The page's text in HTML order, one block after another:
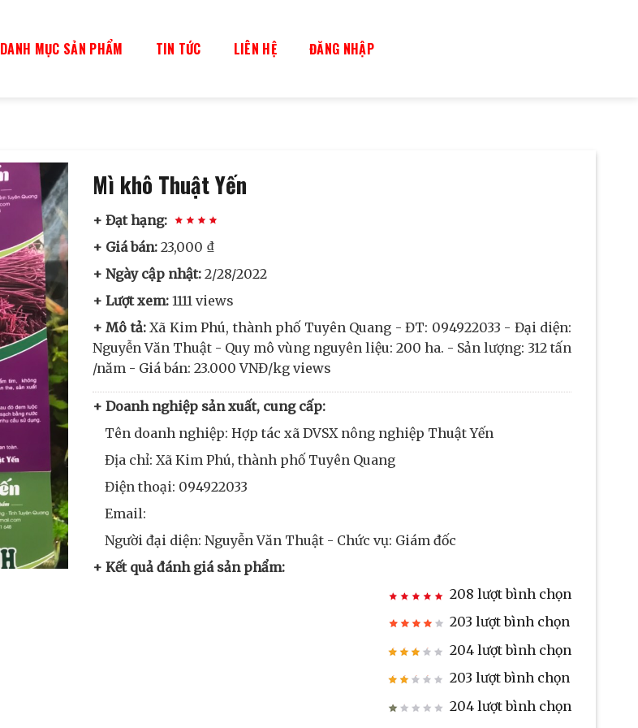
DANH MỤC SẢN PHẨM TIN TỨC LIÊN HỆ ĐĂNG NHẬP
Mì khô Thuật Yến
+ Đạt hạng:
+ Giá bán: 23,000 ₫
+ Ngày cập nhật: 2/28/2022
+ Lượt xem: 1111 views
+ Mô tả:Xã Kim Phú, thành phố Tuyên Quang - ĐT: 094922033 - Đại diện:
Nguyễn Văn Thuật - Quy mô vùng nguyên liệu: 200 ha. - Sản lượng: 312 tấn
/năm - Giá bán: 23.000 VNĐ/kg views
+ Doanh nghiệp sản xuất, cung cấp:
Tên doanh nghiệp: Hợp tác xã DVSX nông nghiệp Thuật Yến
Địa chỉ: Xã Kim Phú, thành phố Tuyên Quang
Điện thoại: 094922033
Email:
Người đại diện: Nguyễn Văn Thuật - Chức vụ: Giám đốc
+ Kết quả đánh giá sản phẩm:
208 lượt bình chọn
203 lượt bình chọn
204 lượt bình chọn
203 lượt bình chọn
204 lượt bình chọn